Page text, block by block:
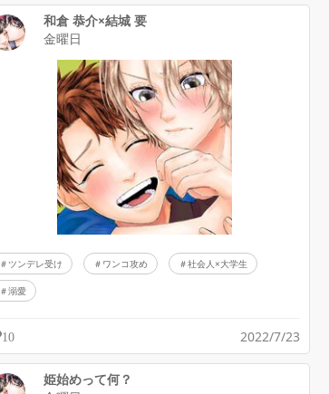
和倉 恭介×結城 要
金曜日
ツンデレ受け ワンコ攻め 社会人×大学生
溺愛
10 2022/7/23
姫始めって何？